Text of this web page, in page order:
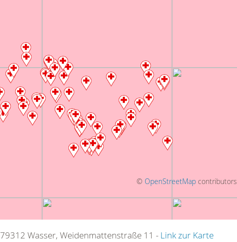
©OpenStreetMap contributors
79312 Wasser, Weidenmattenstraße 11 - Link zur Karte